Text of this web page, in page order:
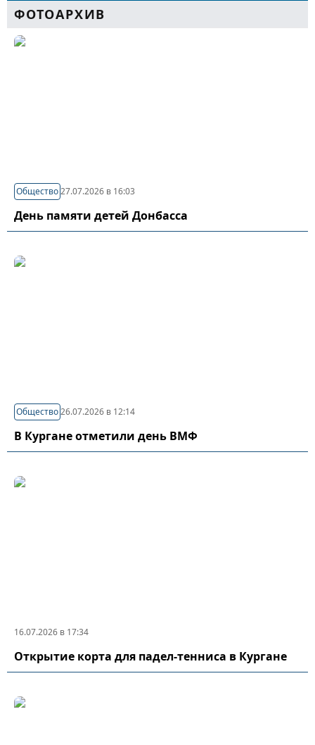
ФОТОАРХИВ
Общество27.07.2026 в 16:03
День памяти детей Донбасса
Общество26.07.2026 в 12:14
В Кургане отметили день ВМФ
16.07.2026 в 17:34
Открытие корта для падел-тенниса в Кургане